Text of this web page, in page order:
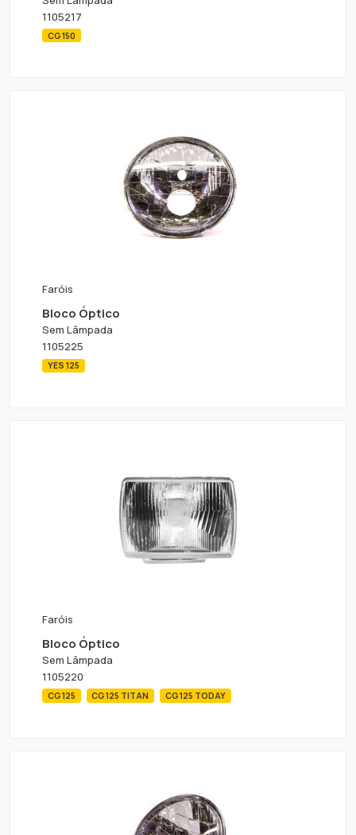
1105217
CG 150
Faróis
Bloco Óptico
Sem Lâmpada
1105225
YES 125
Faróis
Bloco Óptico
Sem Lâmpada
1105220
CG 125 CG 125 TITAN CG 125 TODAY